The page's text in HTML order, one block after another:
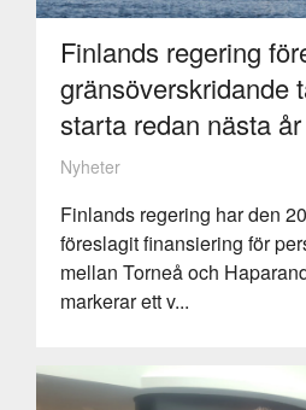
Finlands regering
gränsöverskridande
starta redan nästa år
Nyheter
Finlands regering har den
föreslagit finansiering för
mellan Torneå och
markerar ett v...